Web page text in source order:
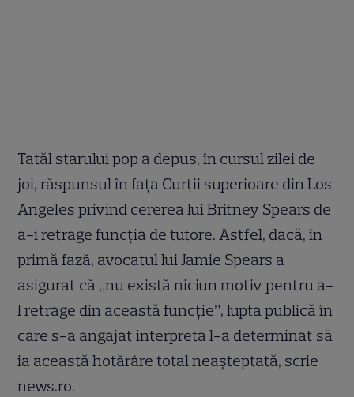
Tatăl starului pop a depus, în cursul zilei de
joi, răspunsul în faţa Curţii superioare din Los
Angeles privind cererea lui Britney Spears de
a-i retrage funcţia de tutore. Astfel, dacă, în
primă fază, avocatul lui Jamie Spears a
asigurat că „nu există niciun motiv pentru a-
l retrage din această funcţie”, lupta publică în
care s-a angajat interpreta l-a determinat să
ia această hotărâre total neașteptată, scrie
news.ro.